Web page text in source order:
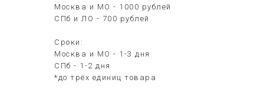
Москва и МО - 1000 рублей
СПб и ЛО - 700 рублей
Сроки:
Москва и МО - 1-3 дня
СПб - 1-2 дня
*до трёх единиц товара